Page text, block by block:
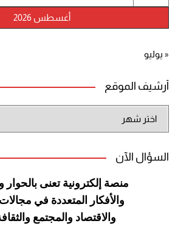
أغسطس 2026
« يوليو
أرشيف الموقع
الموقع
السؤال الآن
منصة إلكترونية تعنى بالحوار
والأفكار المتعددة في مجالات
والاقتصاد والمجتمع